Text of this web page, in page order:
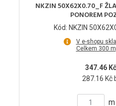
NKZIN 50X62X0.70_F
PONOREM
Kód: NKZIN
V e-shopu
Celkem 300 m
347.46
287.16 Kč
m